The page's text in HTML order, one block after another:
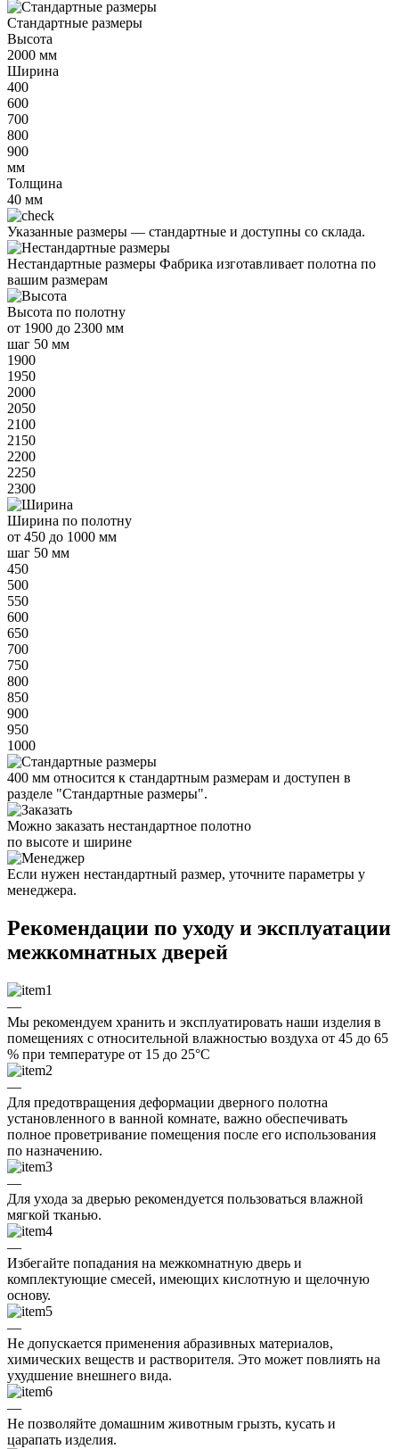
Стандартные размеры
Высота
2000 мм
Ширина
400
600
700
800
900
мм
Толщина
40 мм
Указанные размеры — стандартные и доступны со склада.
Нестандартные размеры Фабрика изготавливает полотна по
вашим размерам
Высота по полотну
от 1900 до 2300 мм
шаг 50 мм
1900
1950
2000
2050
2100
2150
2200
2250
2300
Ширина по полотну
от 450 до 1000 мм
шаг 50 мм
450
500
550
600
650
700
750
800
850
900
950
1000
400 мм относится к стандартным размерам и доступен в
разделе "Стандартные размеры".
Можно заказать нестандартное полотно
по высоте и ширине
Если нужен нестандартный размер, уточните параметры у
менеджера.
Рекомендации по уходу и эксплуатации
межкомнатных дверей
—
Мы рекомендуем хранить и эксплуатировать наши изделия в
помещениях с относительной влажностью воздуха от 45 до 65
% при температуре от 15 до 25°C
—
Для предотвращения деформации дверного полотна
установленного в ванной комнате, важно обеспечивать
полное проветривание помещения после его использования
по назначению.
—
Для ухода за дверью рекомендуется пользоваться влажной
мягкой тканью.
—
Избегайте попадания на межкомнатную дверь и
комплектующие смесей, имеющих кислотную и щелочную
основу.
—
Не допускается применения абразивных материалов,
химических веществ и растворителя. Это может повлиять на
ухудшение внешнего вида.
—
Не позволяйте домашним животным грызть, кусать и
царапать изделия.